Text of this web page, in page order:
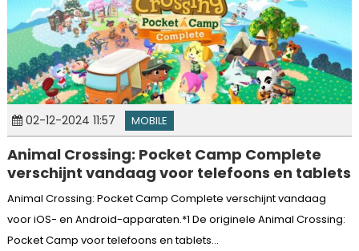
02-12-2024 11:57 MOBILE
Animal Crossing: Pocket Camp Complete
verschijnt vandaag voor telefoons en tablets
Animal Crossing: Pocket Camp Complete verschijnt vandaag
voor iOS- en Android-apparaten.*1 De originele Animal Crossing:
Pocket Camp voor telefoons en tablets...